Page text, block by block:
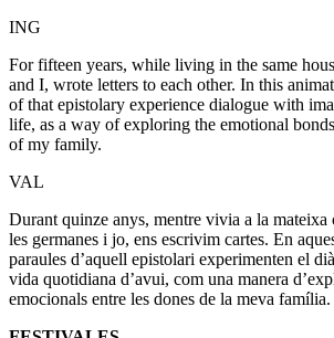
ING
For fifteen years, while living in the same
and I, wrote letters to each other. In this
of that epistolary experience dialogue with
life, as a way of exploring the emotional
of my family.
VAL
Durant quinze anys, mentre vivia a la mateixa
les germanes i jo, ens escrivim cartes. En
paraules d’aquell epistolari experimenten el
vida quotidiana d’avui, com una manera
emocionals entre les dones de la meva família.